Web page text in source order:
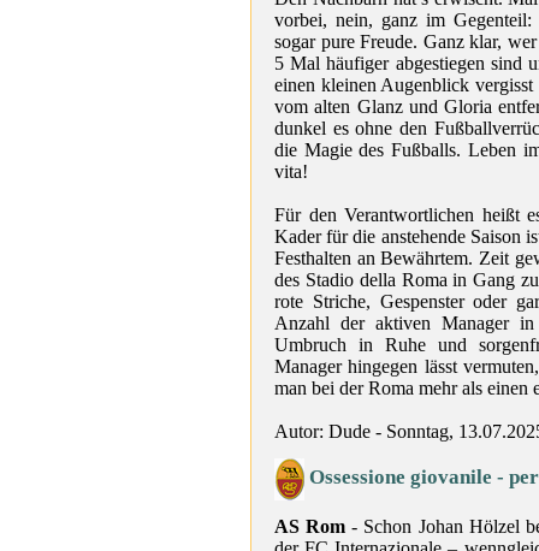
vorbei, nein, ganz im
sogar pure Freude. Ganz klar,
5 Mal häufiger abgestiegen sind
einen kleinen Augenblick
vom alten Glanz und Gloria
dunkel es ohne den
die Magie des Fußballs. Leben
vita!
Für den Verantwortlichen heißt
Kader für die anstehende Saison
Festhalten an Bewährtem. Zeit
des Stadio della Roma in Gang
rote Striche, Gespenster oder
Anzahl der aktiven Manager
Umbruch in Ruhe und
Manager hingegen lässt
man bei der Roma mehr als
Autor: Dude - Sonntag,
Ossessione giovanile -
AS Rom - Schon Johan Hölzel